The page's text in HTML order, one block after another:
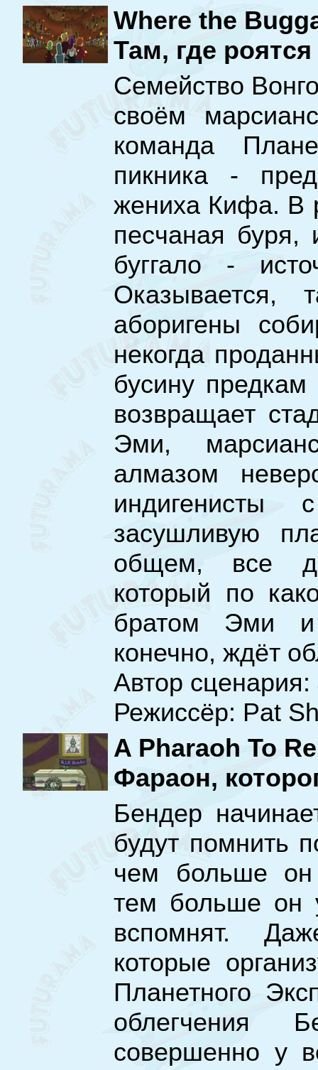
Where the
Там, где
Семейство
своём
команда
пикника -
жениха Кифа. В
песчаная буря,
буггало -
Оказывается,
аборигены
некогда
бусину
возвращает
Эми,
алмазом
индигенисты
засушливую
общем, все
который по
братом Эми и
конечно, ждёт
Автор
Режиссёр: Pat
A Pharaoh To
Фараон,
Бендер
будут помнить
чем больше он
тем больше он
вспомнят.
которые
Планетного
облегчения
совершенно у